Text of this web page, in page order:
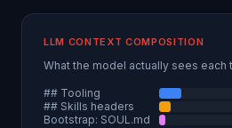
LLM CONTEXT COMPOSITION
What the model actually sees each
## Tooling
## Skills headers
Bootstrap: SOUL.md